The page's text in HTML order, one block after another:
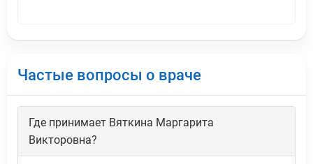
Частые вопросы о враче
Где принимает Вяткина Маргарита
Викторовна?